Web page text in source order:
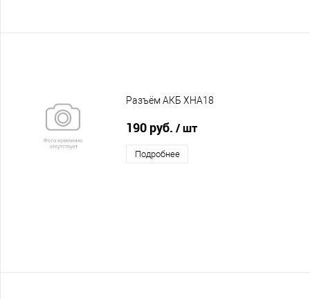
Разъём АКБ XHA18
190 руб. / шт
Подробнее